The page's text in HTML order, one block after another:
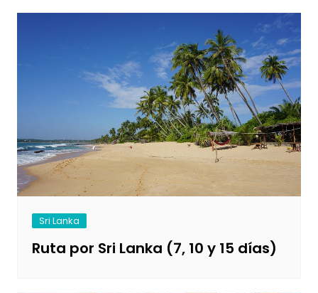
Sri Lanka
Ruta por Sri Lanka (7, 10 y 15 días)